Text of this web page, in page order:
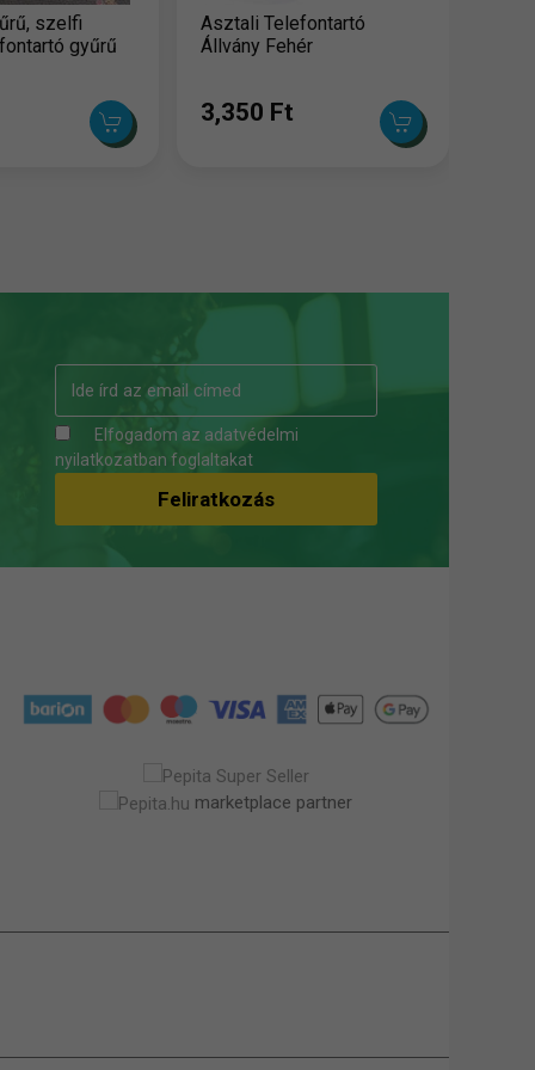
szelfi
gyűrű
Asztali Telefontartó
Állvány Fehér
3,350 Ft
Elfogadom az adatvédelmi
nyilatkozatban foglaltakat
marketplace partner